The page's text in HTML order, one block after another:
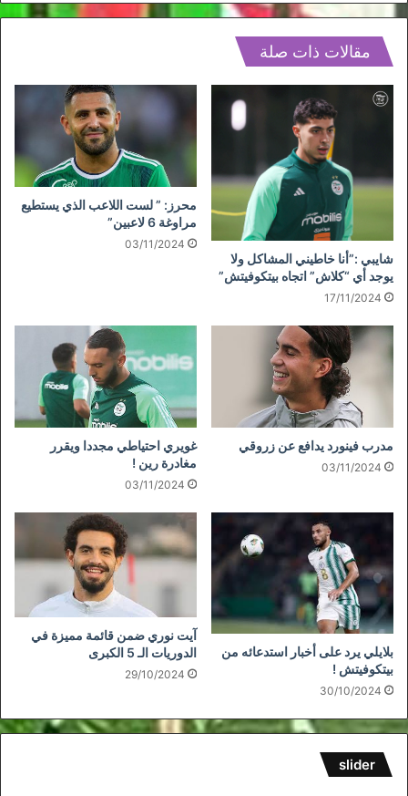
مقالات ذات صلة
شايبي :”أنا خاطيني المشاكل ولا
يوجد أي “كلاش” اتجاه بيتكوفيتش”
17/11/2024
محرز: ” لست اللاعب الذي يستطيع
مراوغة 6 لاعبين”
03/11/2024
مدرب فينورد يدافع عن زروقي
03/11/2024
غويري احتياطي مجددا ويقرر
مغادرة رين !
03/11/2024
بلايلي يرد على أخبار استدعائه من
بيتكوفيتش !
30/10/2024
آيت نوري ضمن قائمة مميزة في
الدوريات الـ 5 الكبرى
29/10/2024
slider